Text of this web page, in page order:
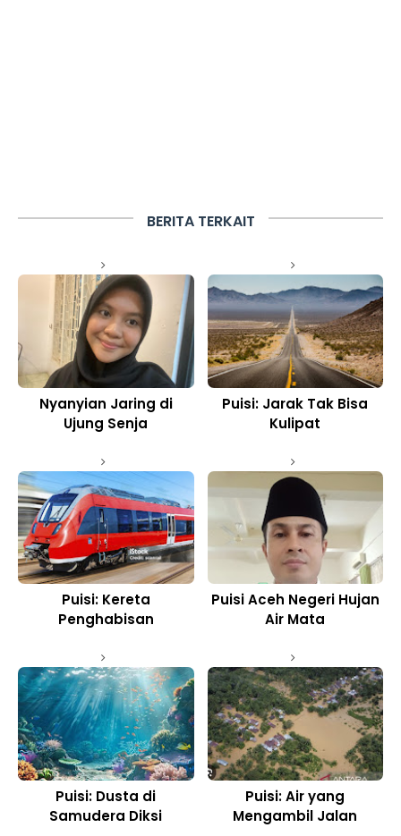
BERITA TERKAIT
Nyanyian Jaring di
Ujung Senja
Puisi: Jarak Tak Bisa
Kulipat
Puisi: Kereta
Penghabisan
Puisi Aceh Negeri Hujan
Air Mata
Puisi: Dusta di
Samudera Diksi
Puisi: Air yang
Mengambil Jalan